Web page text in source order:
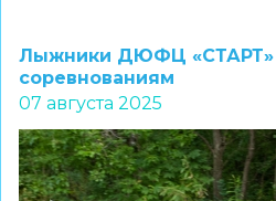
ДЮФЦ
«СТАРТ»:
победители,
призы
и
отличная
Лыжники ДЮФЦ «СТАРТ»
соревнованиям
07 августа 2025